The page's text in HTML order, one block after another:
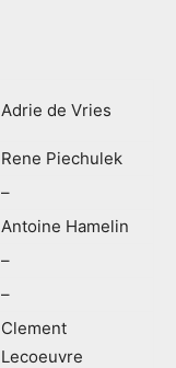
Adrie de Vries
Rene Piechulek
–
Antoine Hamelin
–
–
Clement
Lecoeuvre